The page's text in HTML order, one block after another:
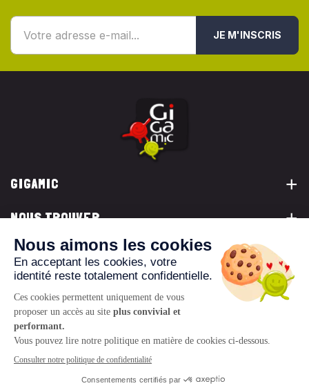
JE M'INSCRIS
GIGAMIC
NOUS TROUVER
VOUS ÊTES...
NOUS CONTACTER
© 2026 www.gigamic.com
Mentions légales
Politique de confidentialité